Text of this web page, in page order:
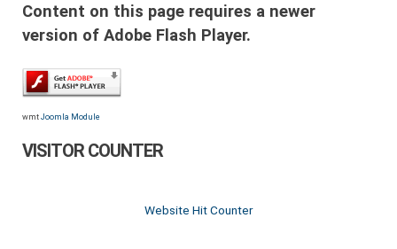
Content on this page requires a newer
version of Adobe Flash Player.
wmt Joomla Module
VISITOR COUNTER
Website Hit Counter